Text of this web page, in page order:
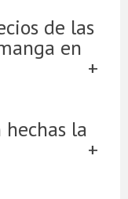
de las
en
la